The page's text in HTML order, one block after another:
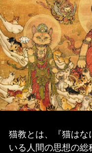
猫教とは、『猫はな
いる人間の思想の総